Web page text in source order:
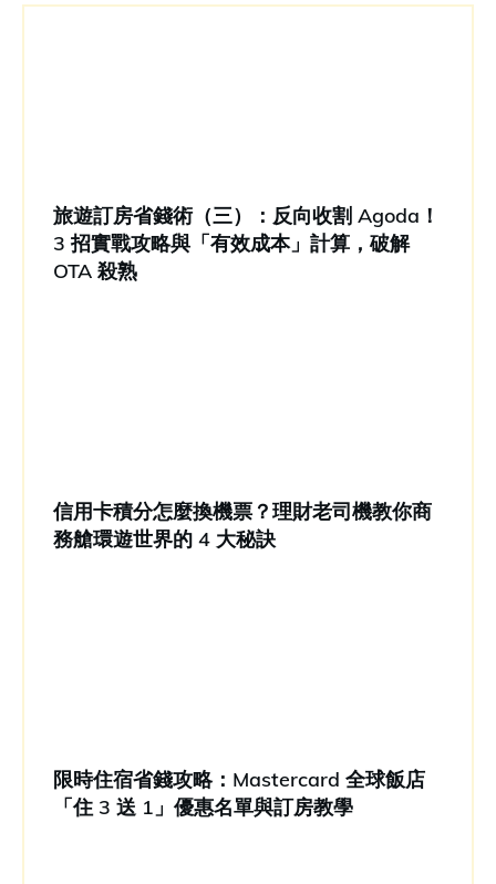
旅遊訂房省錢術（三）：反向收割 Agoda！
3 招實戰攻略與「有效成本」計算，破解
OTA 殺熟
信用卡積分怎麼換機票？理財老司機教你商
務艙環遊世界的 4 大秘訣
限時住宿省錢攻略：Mastercard 全球飯店
「住 3 送 1」優惠名單與訂房教學